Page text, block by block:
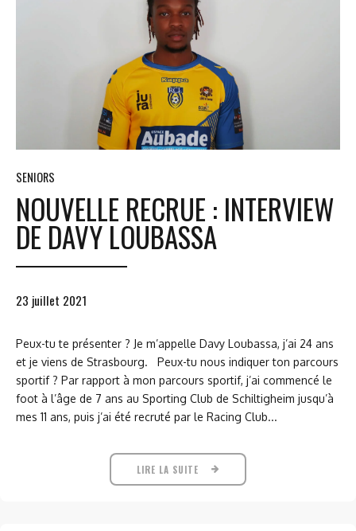
SENIORS
NOUVELLE RECRUE : INTERVIEW
DE DAVY LOUBASSA
23 juillet 2021
Peux-tu te présenter ? Je m’appelle Davy Loubassa, j’ai 24 ans
et je viens de Strasbourg. Peux-tu nous indiquer ton parcours
sportif ? Par rapport à mon parcours sportif, j’ai commencé le
foot à l’âge de 7 ans au Sporting Club de Schiltigheim jusqu’à
mes 11 ans, puis j’ai été recruté par le Racing Club...
LIRE LA SUITE